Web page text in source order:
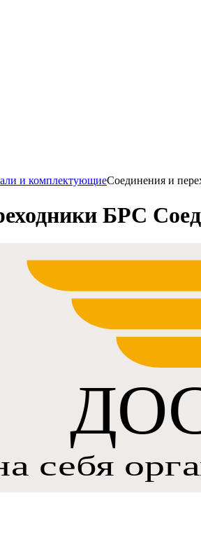
и комплектующиеСоединения и
БРС